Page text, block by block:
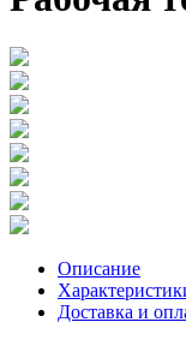
Описание
Доставка и